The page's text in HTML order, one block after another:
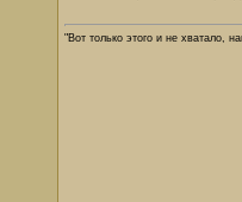
"Вот только этого и не хватало,